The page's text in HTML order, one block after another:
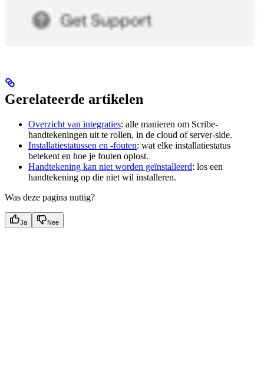
Gerelateerde artikelen
Overzicht van integraties: alle manieren om Scribe-
handtekeningen uit te rollen, in de cloud of server-side.
Installatiestatussen en -fouten: wat elke installatiestatus
betekent en hoe je fouten oplost.
Handtekening kan niet worden geïnstalleerd: los een
handtekening op die niet wil installeren.
Was deze pagina nuttig?
Ja Nee